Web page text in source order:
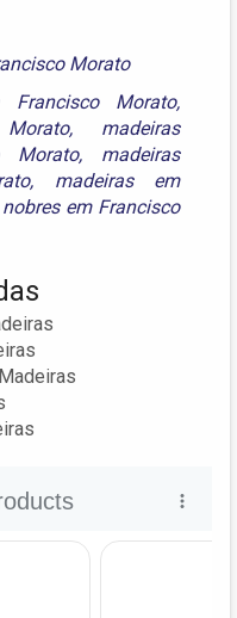
Morato
Morato,
, madeiras
Morato, madeiras
, madeiras em
em Francisco